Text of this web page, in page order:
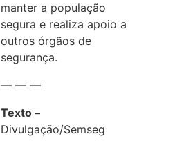
manter a população
segura e realiza apoio a
outros órgãos de
segurança.
— — —
Texto –
Divulgação/Semseg